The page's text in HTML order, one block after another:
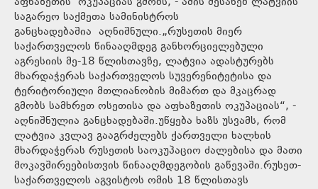
საგარეო საქმეთა სამინისტროს
განცხადებაშია აღნიშნული.„რუსეთის მიერ
საქართველოს წინააღმდეგ განხორციელებული
აგრესიის მე-18 წლისთავზე, ლატვია ადასტურებს
მხარდაჭერას საქართველოს სუვერენიტეტისა და
ტერიტორიული მთლიანობის მიმართ და მკაცრად
გმობს სამხრეთ ოსეთისა და აფხაზეთის ოკუპაციას“, -
აღნიშნულია განცხადებაში.უწყება ხაზს უსვამს, რომ
ლატვია კვლავ გააგრძელებს ქართველი ხალხის
მხარდაჭერას რუსეთის საოკუპაციო ძალებისა და მათი
მოკავშირეებისთვის წინააღმდეგობის გაწევაში.რუსეთ-
საქართველოს აგვისტოს ომის 18 წლისთავს